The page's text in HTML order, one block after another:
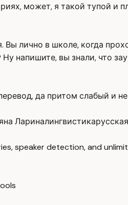
может, я такой тупой и
лично в школе, когда
напишите, вы знали, что
да притом слабый и
Лариналингвистика
speaker detection, and